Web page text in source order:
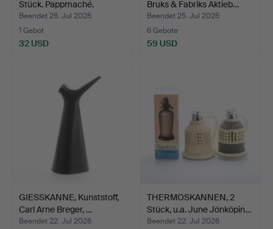
Stück. Pappmaché.
Beendet 26. Jul 2026
1 Gebot
32 USD
Bruks & Fabriks Aktieb…
Beendet 25. Jul 2026
6 Gebote
59 USD
GIESSKANNE, Kunststoff,
Carl Arne Breger, …
Beendet 22. Jul 2026
THERMOSKANNEN, 2
Stück, u.a. June Jönköpin…
Beendet 22. Jul 2026